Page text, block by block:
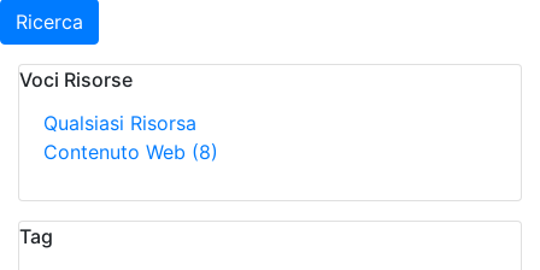
Ricerca
Voci Risorse
Qualsiasi Risorsa
Contenuto Web (8)
Tag